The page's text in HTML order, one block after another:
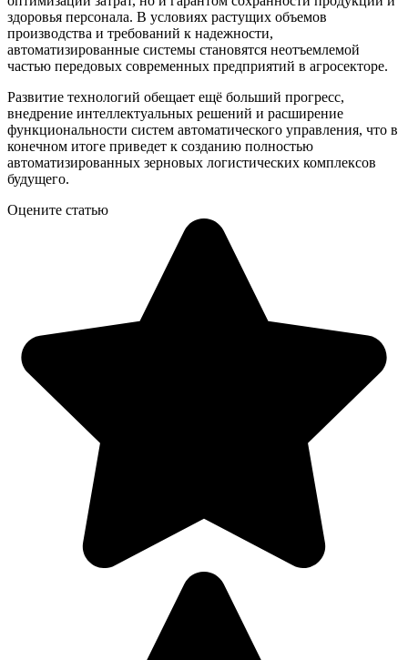
здоровья персонала. В условиях растущих объемов
производства и требований к надежности,
автоматизированные системы становятся неотъемлемой
частью передовых современных предприятий в агросекторе.
Развитие технологий обещает ещё больший прогресс,
внедрение интеллектуальных решений и расширение
функциональности систем автоматического управления, что в
конечном итоге приведет к созданию полностью
автоматизированных зерновых логистических комплексов
будущего.
Оцените статью